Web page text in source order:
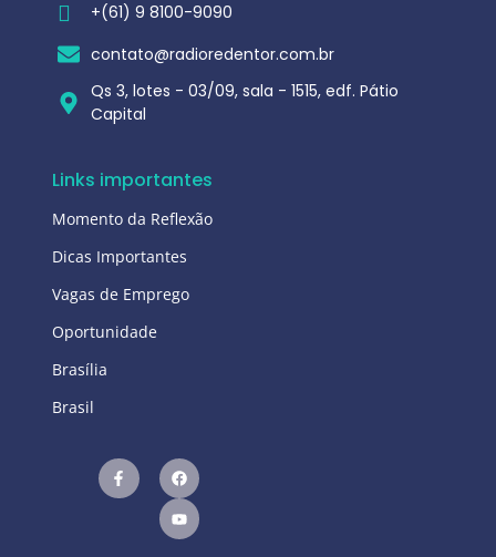
+(61) 9 8100-9090
contato@radioredentor.com.br
Qs 3, lotes - 03/09, sala - 1515, edf. Pátio
Capital
Links importantes
Momento da Reflexão
Dicas Importantes
Vagas de Emprego
Oportunidade
Brasília
Brasil